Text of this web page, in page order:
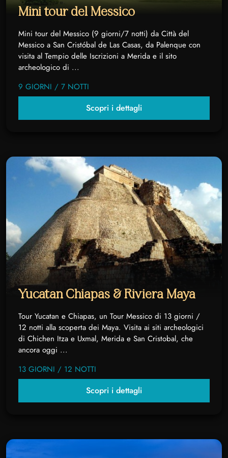
Mini tour del Messico
Mini tour del Messico (9 giorni/7 notti) da Città del
Messico a San Cristóbal de Las Casas, da Palenque con
visita al Tempio delle Iscrizioni a Merida e il sito
archeologico di ...
9 GIORNI / 7 NOTTI
Scopri i dettagli
Yucatan Chiapas & Riviera Maya
Tour Yucatan e Chiapas, un Tour Messico di 13 giorni /
12 notti alla scoperta dei Maya. Visita ai siti archeologici
di Chichen Itza e Uxmal, Merida e San Cristobal, che
ancora oggi ...
13 GIORNI / 12 NOTTI
Scopri i dettagli